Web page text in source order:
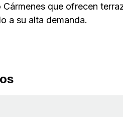
Cármenes que ofrecen
a su alta demanda.